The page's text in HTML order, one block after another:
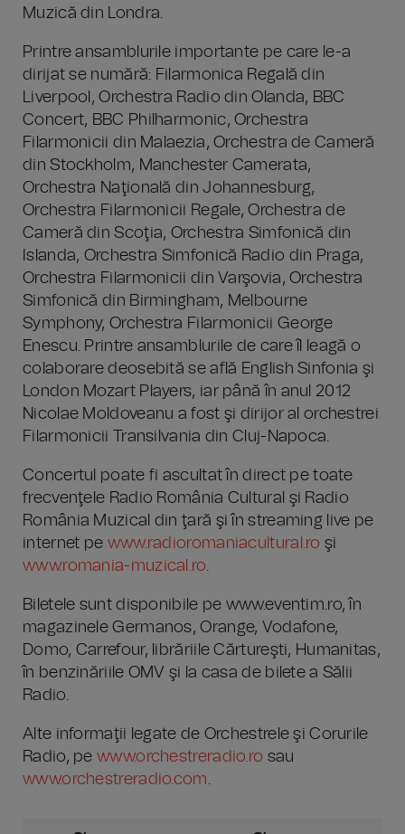
Muzică din Londra.
Printre ansamblurile importante pe care le-a
dirijat se numără: Filarmonica Regală din
Liverpool, Orchestra Radio din Olanda, BBC
Concert, BBC Philharmonic, Orchestra
Filarmonicii din Malaezia, Orchestra de Cameră
din Stockholm, Manchester Camerata,
Orchestra Naţională din Johannesburg,
Orchestra Filarmonicii Regale, Orchestra de
Cameră din Scoţia, Orchestra Simfonică din
Islanda, Orchestra Simfonică Radio din Praga,
Orchestra Filarmonicii din Varşovia, Orchestra
Simfonică din Birmingham, Melbourne
Symphony, Orchestra Filarmonicii George
Enescu. Printre ansamblurile de care îl leagă o
colaborare deosebită se află English Sinfonia şi
London Mozart Players, iar până în anul 2012
Nicolae Moldoveanu a fost şi dirijor al orchestrei
Filarmonicii Transilvania din Cluj-Napoca.
Concertul poate fi ascultat în direct pe toate
frecvenţele Radio România Cultural şi Radio
România Muzical din ţară şi în streaming live pe
internet pe www.radioromaniacultural.ro şi
www.romania-muzical.ro.
Biletele sunt disponibile pe www.eventim.ro, în
magazinele Germanos, Orange, Vodafone,
Domo, Carrefour, librăriile Cărtureşti, Humanitas,
în benzinăriile OMV şi la casa de bilete a Sălii
Radio.
Alte informaţii legate de Orchestrele şi Corurile
Radio, pewww.orchestreradio.ro sau
www.orchestreradio.com.